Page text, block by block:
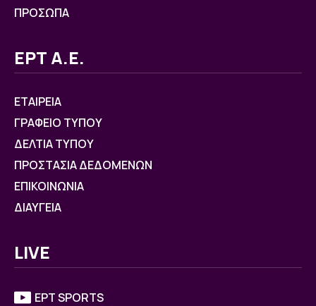
ΠΡΟΣΩΠΑ
ΕΡΤ Α.Ε.
ΕΤΑΙΡΕΙΑ
ΓΡΑΦΕΙΟ ΤΥΠΟΥ
ΔΕΛΤΙΑ ΤΥΠΟΥ
ΠΡΟΣΤΑΣΙΑ ΔΕΔΟΜΕΝΩΝ
ΕΠΙΚΟΙΝΩΝΙΑ
ΔΙΑΥΓΕΙΑ
LIVE
ΕΡΤ SPORTS